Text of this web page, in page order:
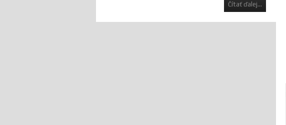
Čítať ďalej...